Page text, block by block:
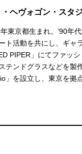
ヘヴォゴン・スタジ
東京都生まれ。’90年
ト活動を共にし、ギャ
PIPER」にてファッ
テンドグラスなどを製
」を設立し、東京を拠